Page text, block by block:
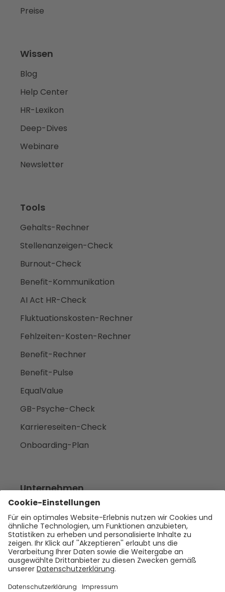
Preise
Wissen
Blog
Help Center
HR-Lexikon
Deep-Dives
Webinare
Newsletter
Tools
Gehalts-Rechner
Stellenanzeigen-Check
Burnout-Check
Benefit-Kommunikation
AI Act HR-Check
Fluktuationskosten-Rechner
Fehlzeiten-Kosten-Rechner
Benefit-Rechner
Benefit-Pulse
EqualValue
GB-Psyche-Check
Karriereseiten-Check
Onboarding-Plan
Unternehmen
Empfehlen
Über uns
Presse
Karriere
Rechtliches